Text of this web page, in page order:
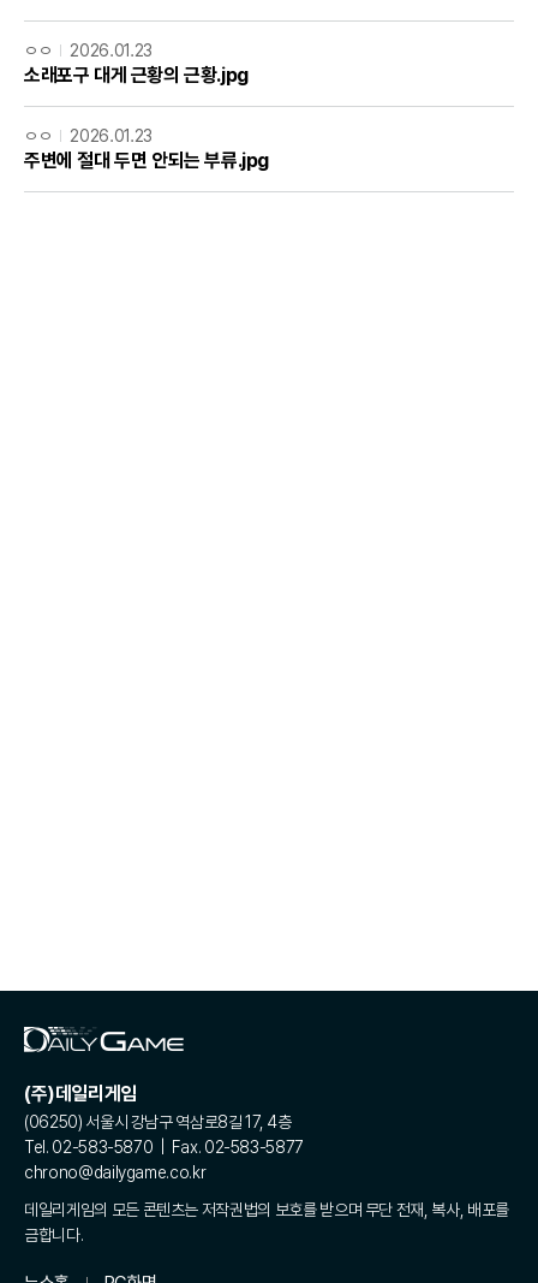
ㅇㅇ 2026.01.23
소래포구 대게 근황의 근황.jpg
ㅇㅇ 2026.01.23
주변에 절대 두면 안되는 부류.jpg
(주)데일리게임
(06250) 서울시 강남구 역삼로8길 17, 4층
Tel. 02-583-5870 | Fax. 02-583-5877
chrono@dailygame.co.kr
데일리게임의 모든 콘텐츠는 저작권법의 보호를 받으며 무단 전재, 복사, 배포를
금합니다.